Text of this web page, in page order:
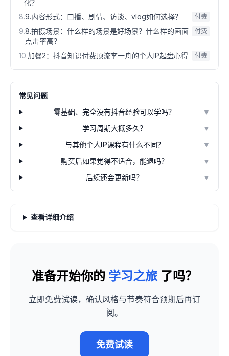
化？
8.9.内容形式：口播、剧情、访谈、vlog如何选择？ 付费
9.8.拍摄场景：什么样的场景是好场景？什么样的画面
点击率高？
付费
10.加餐2：抖音知识付费顶流李一舟的个人IP起盘心得 付费
常见问题
零基础、完全没有抖音经验可以学吗？
▼
学习周期大概多久？
▼
与其他个人IP课程有什么不同？
▼
购买后如果觉得不适合，能退吗？
▼
后续还会更新吗？
▼
查看详细介绍
准备开始你的 学习之旅 了吗？
立即免费试读，确认风格与节奏符合预期后再订
阅。
免费试读